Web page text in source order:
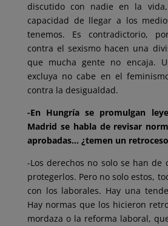
discutido con nadie en la
capacidad de llegar a los
tenemos. Es contradictorio,
contra el sexismo hacen una
que mucha gente no encaja.
excluya no cabe en el
contra la desigualdad.
-En Hungría se promulgan
Madrid se habla de revisar
aprobadas… ¿temen un
-Los derechos no solo se han de
protegerlos. Pero no solo estos,
con los laborales. Hay una
Hay normas que los hicieron
mordaza o la reforma laboral,